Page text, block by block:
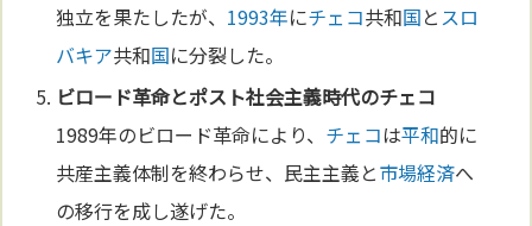
独立を果たしたが、 1993年にチェコ共和国と スロ
バキア共和国に分裂した。
ビロード革命とポスト社会主義時代のチェコ
1989年のビロード革命により、 チェコは平和的に
共産主義体制を終わらせ、民主主義と市場経済へ
の移行を成し遂げた。